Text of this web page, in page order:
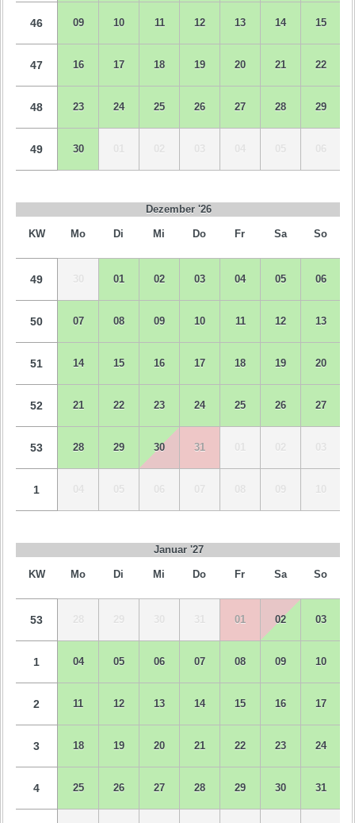
46 09 10 11 12 13 14 15
47 16 17 18 19 20 21 22
48 23 24 25 26 27 28 29
49 30 01 02 03 05 06
Dezember '26
KW Mo Di Mi Do Fr Sa So
49 30 01 02 03 04 05 06
50 07 08 09 10 11 12 13
51 14 15 16 17 18 19 20
52 21 22 23 24 25 26 27
53 28 29 30 31 01 02 03
1 05 06 09 10
Januar '27
KW Mo Di Mi Do Fr Sa So
53 28 29 30 31 01 02 03
1 04 05 06 07 08 09 10
2 11 12 13 14 15 16 17
3 18 19 20 21 22 23 24
4 25 26 27 28 29 30 31